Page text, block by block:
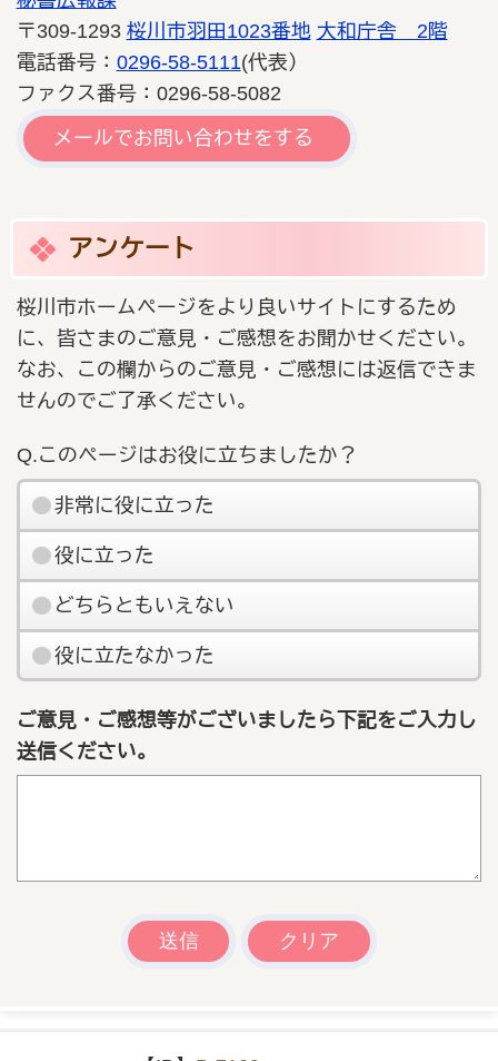
〒309-1293 桜川市羽田1023番地 大和庁舎 2階
電話番号： 0296-58-5111(代表）
ファクス番号：0296-58-5082
メールでお問い合わせをする
アンケート
桜川市ホームページをより良いサイトにするため
に、皆さまのご意見・ご感想をお聞かせください。
なお、この欄からのご意見・ご感想には返信できま
せんのでご了承ください。
Q.このページはお役に立ちましたか？
非常に役に立った
役に立った
どちらともいえない
役に立たなかった
ご意見・ご感想等がございましたら下記をご入力し
送信ください。